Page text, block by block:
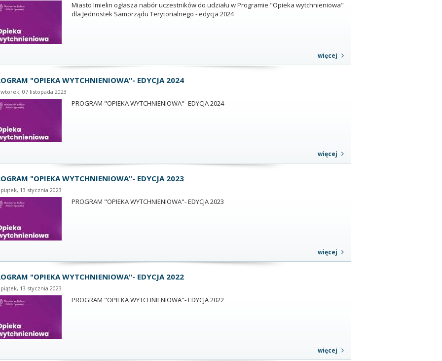
Miasto Imielin ogłasza nabór uczestników do udziału w Programie "Opieka wytchnieniowa"
dla Jednostek Samorządu Terytorialnego - edycja 2024
więcej
"OPIEKA WYTCHNIENIOWA"- EDYCJA 2024
wtorek, 07 listopada 2023
PROGRAM "OPIEKA WYTCHNIENIOWA"- EDYCJA 2024
więcej
"OPIEKA WYTCHNIENIOWA"- EDYCJA 2023
piątek, 13 stycznia 2023
PROGRAM "OPIEKA WYTCHNIENIOWA"- EDYCJA 2023
więcej
"OPIEKA WYTCHNIENIOWA"- EDYCJA 2022
piątek, 13 stycznia 2023
PROGRAM "OPIEKA WYTCHNIENIOWA"- EDYCJA 2022
więcej